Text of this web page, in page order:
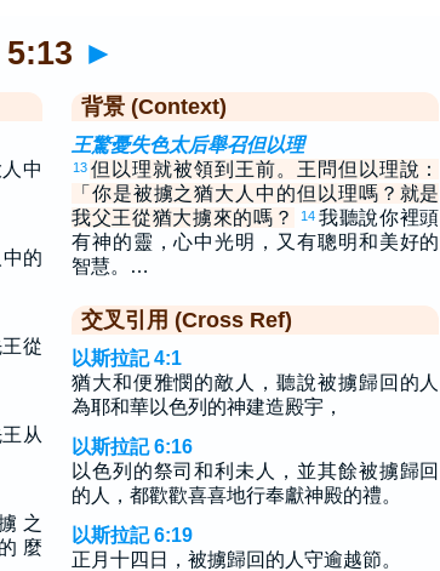
►
中
的
從
从
之
麼
背景 (Context)
王驚憂失色太后舉召但以理
13 但以理就被領到王前。王問但以理說：
「你是被擄之猶大人中的但以理嗎？就是
我父王從猶大擄來的嗎？
14 我聽說你裡頭
有神的靈，心中光明，又有聰明和美好的
智慧。…
交叉引用 (Cross Ref)
以斯拉記 4:1
猶大和便雅憫的敵人，聽說被擄歸回的人
為耶和華以色列的神建造殿宇，
以斯拉記 6:16
以色列的祭司和利未人，並其餘被擄歸回
的人，都歡歡喜喜地行奉獻神殿的禮。
以斯拉記 6:19
正月十四日，被擄歸回的人守逾越節。